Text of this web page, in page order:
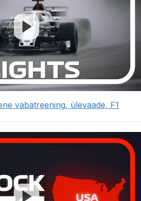
vabatreening, ülevaade, F1